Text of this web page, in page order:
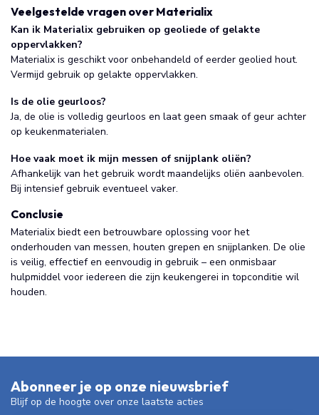
Veelgestelde vragen over Materialix
Kan ik Materialix gebruiken op geoliede of gelakte
oppervlakken?
Materialix is geschikt voor onbehandeld of eerder geolied hout.
Vermijd gebruik op gelakte oppervlakken.
Is de olie geurloos?
Ja, de olie is volledig geurloos en laat geen smaak of geur achter
op keukenmaterialen.
Hoe vaak moet ik mijn messen of snijplank oliën?
Afhankelijk van het gebruik wordt maandelijks oliën aanbevolen.
Bij intensief gebruik eventueel vaker.
Conclusie
Materialix biedt een betrouwbare oplossing voor het
onderhouden van messen, houten grepen en snijplanken. De olie
is veilig, effectief en eenvoudig in gebruik – een onmisbaar
hulpmiddel voor iedereen die zijn keukengerei in topconditie wil
houden.
Abonneer je op onze nieuwsbrief
Blijf op de hoogte over onze laatste acties